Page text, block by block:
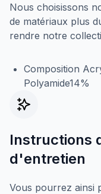
Nous choisissons
de matériaux plus
rendre notre
Composition
Polyamide14%
Instructions
d'entretien
Vous pourrez ainsi